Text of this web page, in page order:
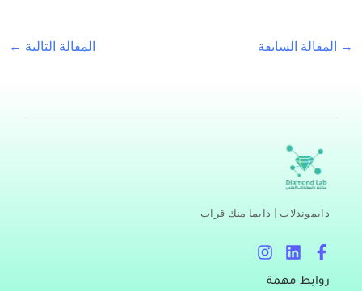
→ المقالة السابقة المقالة التالية ←
دايموندلاب | دايما منك قراب
F
a
c
L
i
n
I
n
روابط مهمة